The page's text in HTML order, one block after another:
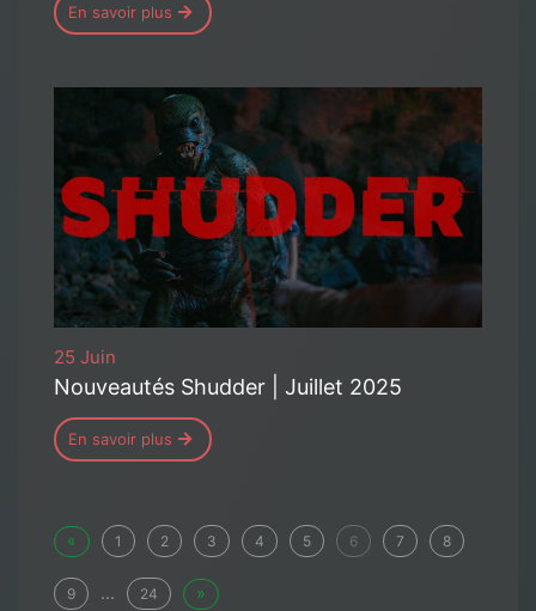
En savoir plus
25 Juin
Nouveautés Shudder | Juillet 2025
En savoir plus
« 1 2 3 4 5 6 7 8
9 ... 24 »